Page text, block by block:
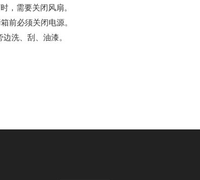
，需要关闭风扇。
前必须关闭电源。
洗、刮、油漆。